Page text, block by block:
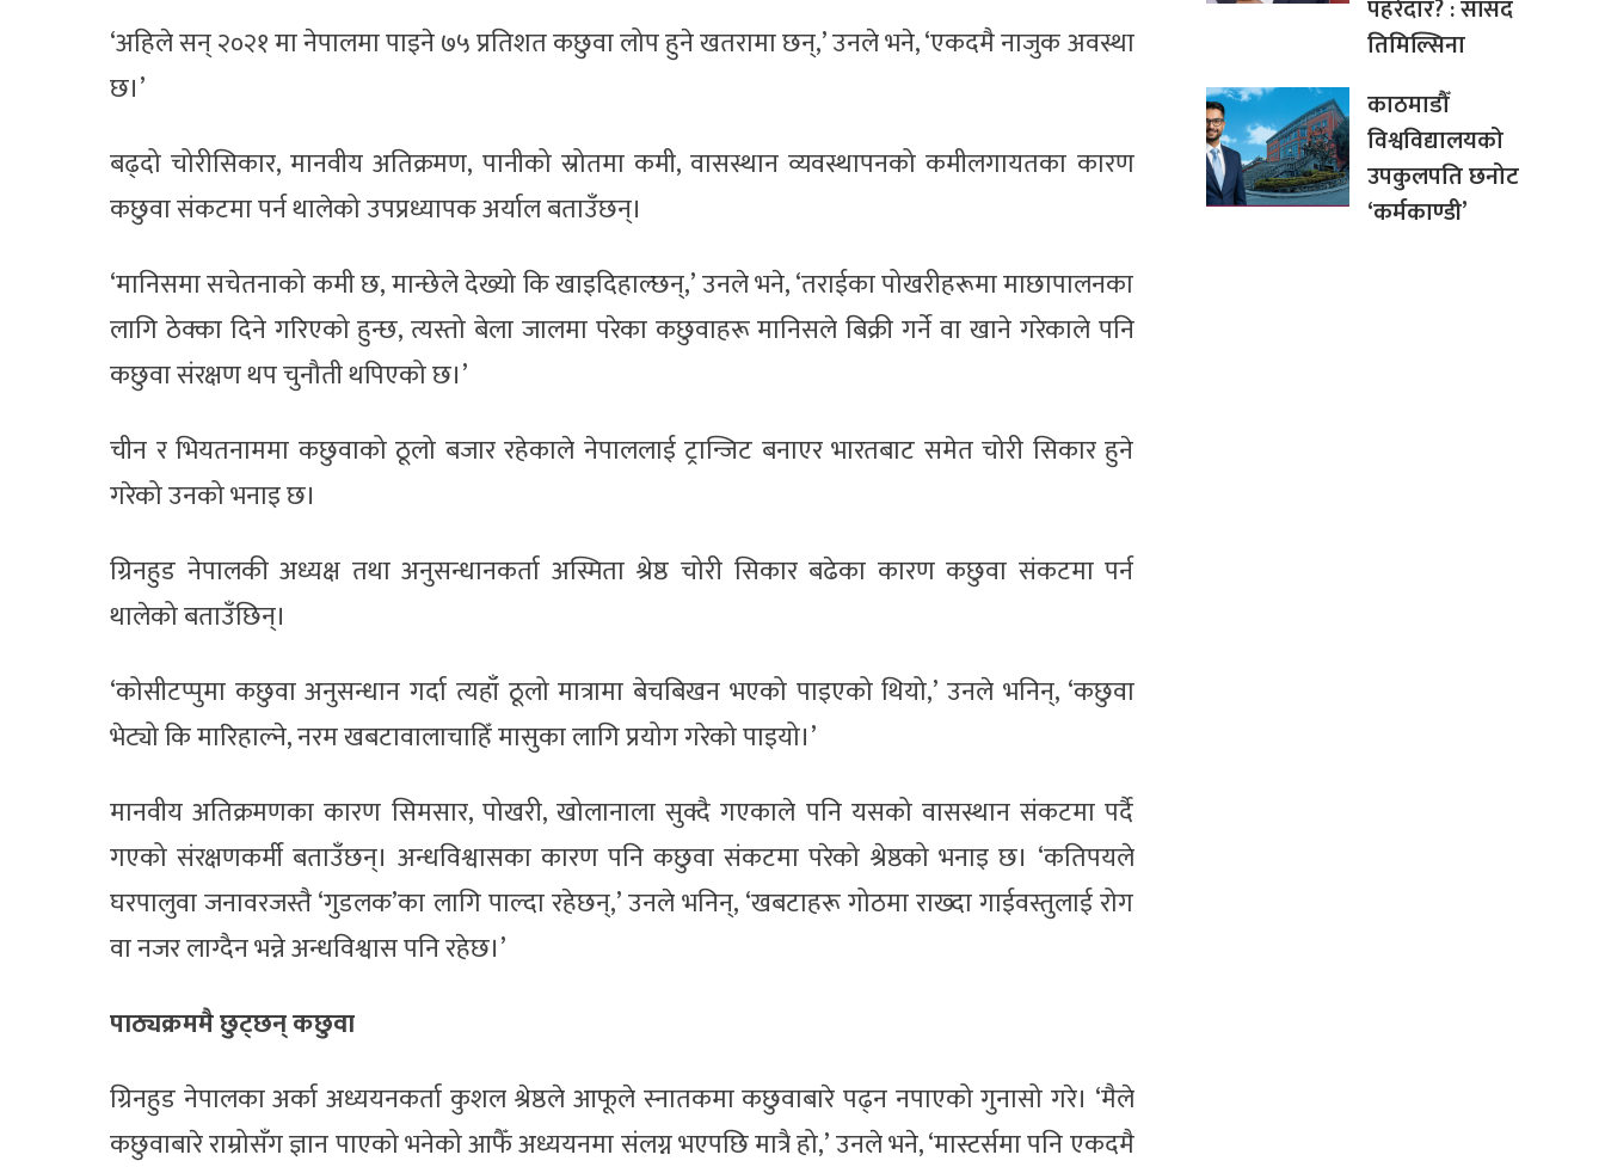
‘अहिले सन् २०२१ मा नेपालमा पाइने ७५ प्रतिशत कछुवा लोप हुने खतरामा छन्,’ उनले भने, ‘एकदमै नाजुक अवस्था
छ।’
बढ्दो चोरीसिकार, मानवीय अतिक्रमण, पानीको स्रोतमा कमी, वासस्थान व्यवस्थापनको कमीलगायतका कारण
कछुवा संकटमा पर्न थालेको उपप्रध्यापक अर्याल बताउँछन्।
‘मानिसमा सचेतनाको कमी छ, मान्छेले देख्यो कि खाइदिहाल्छन्,’ उनले भने, ‘तराईका पोखरीहरूमा माछापालनका
लागि ठेक्का दिने गरिएको हुन्छ, त्यस्तो बेला जालमा परेका कछुवाहरू मानिसले बिक्री गर्ने वा खाने गरेकाले पनि
कछुवा संरक्षण थप चुनौती थपिएको छ।’
चीन र भियतनाममा कछुवाको ठूलो बजार रहेकाले नेपाललाई ट्रान्जिट बनाएर भारतबाट समेत चोरी सिकार हुने
गरेको उनको भनाइ छ।
ग्रिनहुड नेपालकी अध्यक्ष तथा अनुसन्धानकर्ता अस्मिता श्रेष्ठ चोरी सिकार बढेका कारण कछुवा संकटमा पर्न
थालेको बताउँछिन्।
‘कोसीटप्पुमा कछुवा अनुसन्धान गर्दा त्यहाँ ठूलो मात्रामा बेचबिखन भएको पाइएको थियो,’ उनले भनिन्, ‘कछुवा
भेट्यो कि मारिहाल्ने, नरम खबटावालाचाहिँ मासुका लागि प्रयोग गरेको पाइयो।’
मानवीय अतिक्रमणका कारण सिमसार, पोखरी, खोलानाला सुक्दै गएकाले पनि यसको वासस्थान संकटमा पर्दै
गएको संरक्षणकर्मी बताउँछन्। अन्धविश्वासका कारण पनि कछुवा संकटमा परेको श्रेष्ठको भनाइ छ। ‘कतिपयले
घरपालुवा जनावरजस्तै ‘गुडलक’का लागि पाल्दा रहेछन्,’ उनले भनिन्, ‘खबटाहरू गोठमा राख्दा गाईवस्तुलाई रोग
वा नजर लाग्दैन भन्ने अन्धविश्वास पनि रहेछ।’
पाठ्यक्रममै छुट्छन् कछुवा
ग्रिनहुड नेपालका अर्का अध्ययनकर्ता कुशल श्रेष्ठले आफूले स्नातकमा कछुवाबारे पढ्न नपाएको गुनासो गरे। ‘मैले
कछुवाबारे राम्रोसँग ज्ञान पाएको भनेको आफैँ अध्ययनमा संलग्न भएपछि मात्रै हो,’ उनले भने, ‘मास्टर्समा पनि एकदमै
पहरेदार? : सांसद
तिमिल्सिना
काठमाडौँ
विश्वविद्यालयको
उपकुलपति छनोट
‘कर्मकाण्डी’